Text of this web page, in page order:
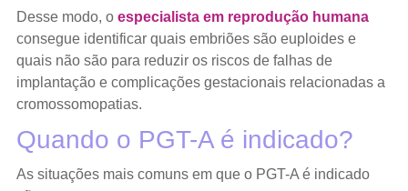
Desse modo, o especialista em reprodução humana
consegue identificar quais embriões são euploides e
quais não são para reduzir os riscos de falhas de
implantação e complicações gestacionais relacionadas a
cromossomopatias.
Quando o PGT-A é indicado?
As situações mais comuns em que o PGT-A é indicado